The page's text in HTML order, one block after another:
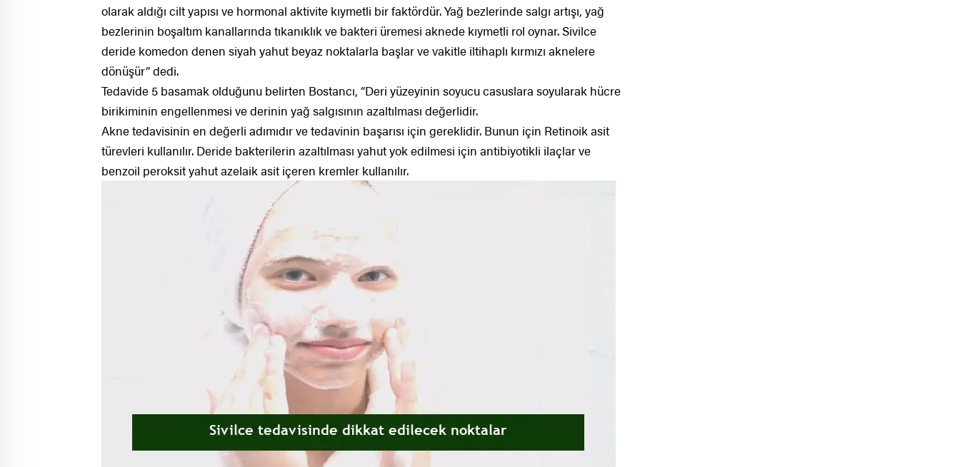
olarak aldığı cilt yapısı ve hormonal aktivite kıymetli bir faktördür. Yağ bezlerinde salgı artışı, yağ
bezlerinin boşaltım kanallarında tıkanıklık ve bakteri üremesi aknede kıymetli rol oynar. Sivilce
deride komedon denen siyah yahut beyaz noktalarla başlar ve vakitle iltihaplı kırmızı aknelere
dönüşür” dedi.
Tedavide 5 basamak olduğunu belirten Bostancı, “Deri yüzeyinin soyucu casuslara soyularak hücre
birikiminin engellenmesi ve derinin yağ salgısının azaltılması değerlidir.
Akne tedavisinin en değerli adımıdır ve tedavinin başarısı için gereklidir. Bunun için Retinoik asit
türevleri kullanılır. Deride bakterilerin azaltılması yahut yok edilmesi için antibiyotikli ilaçlar ve
benzoil peroksit yahut azelaik asit içeren kremler kullanılır.